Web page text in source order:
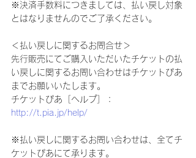
※決済手数料につきましては、払い戻し対象
とはなりませんのでご了承ください。
＜払い戻しに関するお問合せ＞
先行販売にてご購入いただいたチケットの払
い戻しに関するお問い合わせはチケットぴあ
までお願いいたします。
チケットぴあ［ヘルプ］：
http://t.pia.jp/help/
※払い戻しに関するお問い合わせは、全てチ
ケットぴあにて承ります。